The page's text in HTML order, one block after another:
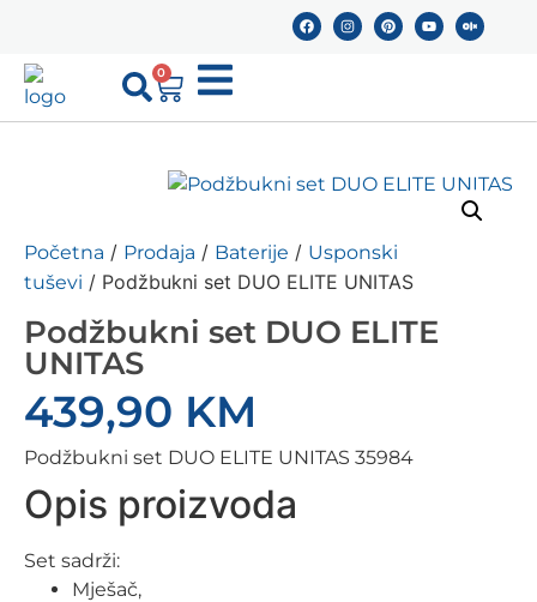
0
Početna / Prodaja / Baterije / Usponski
tuševi / Podžbukni set DUO ELITE UNITAS
Podžbukni set DUO ELITE
UNITAS
439,90 KM
Podžbukni set DUO ELITE UNITAS 35984
Opis proizvoda
Set sadrži:
Mješač,